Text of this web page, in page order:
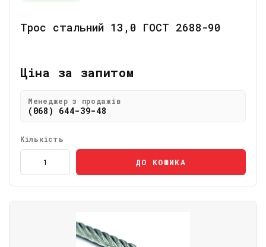
Трос стальний 13,0 ГОСТ 2688-90
Ціна за запитом
Менеджер з продажів
(068) 644-39-48
Кількість
ДО КОШИКА